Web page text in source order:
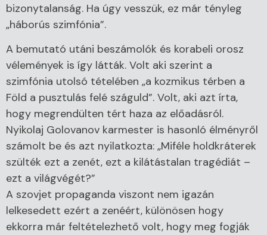
bizonytalanság. Ha úgy vesszük, ez már tényleg
„háborús szimfónia”.
A bemutató utáni beszámolók és korabeli orosz
vélemények is így látták. Volt aki szerint a
szimfónia utolsó tételében „a kozmikus térben a
Föld a pusztulás felé száguld”. Volt, aki azt írta,
hogy megrendülten tért haza az előadásról.
Nyikolaj Golovanov karmester is hasonló élményről
számolt be és azt nyilatkozta: „Miféle holdkráterek
szülték ezt a zenét, ezt a kilátástalan tragédiát –
ezt a világvégét?”
A szovjet propaganda viszont nem igazán
lelkesedett ezért a zenéért, különösen hogy
ekkorra már feltételezhető volt, hogy meg fogják